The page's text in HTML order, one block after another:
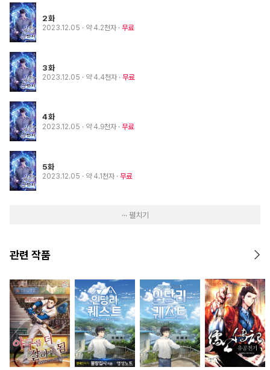
2화
2023.12.05 · 약 4.2천자 무료
3화
2023.12.05 · 약 4.4천자 무료
4화
2023.12.05 · 약 4.9천자 무료
5화
2023.12.05 · 약 4.1천자 무료
··· 펼치기
관련 작품